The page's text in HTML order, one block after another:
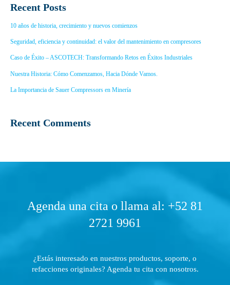
Recent Posts
10 años de historia, crecimiento y nuevos comienzos
Seguridad, eficiencia y continuidad: el valor del mantenimiento en compresores
Caso de Éxito – ASCOTECH: Transformando Retos en Éxitos Industriales
Nuestra Historia: Cómo Comenzamos, Hacia Dónde Vamos.
La Importancia de Sauer Compressors en Minería
Recent Comments
Agenda una cita o llama al: +52 81
2721 9961
¿Estás interesado en nuestros productos, soporte, o
refacciones originales? Agenda tu cita con nosotros.